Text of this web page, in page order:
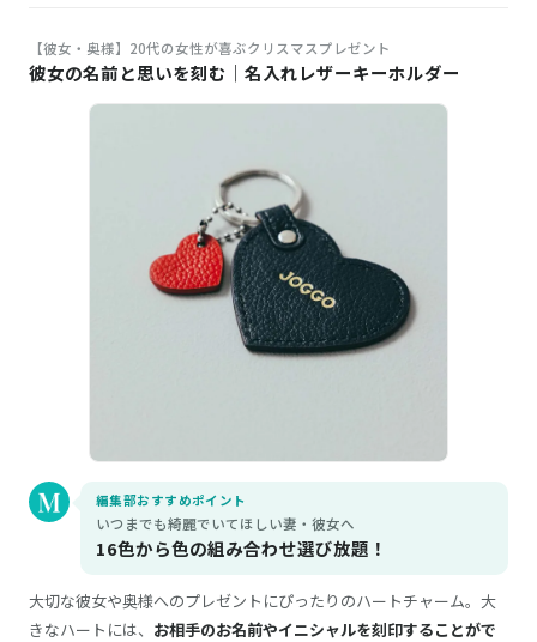
【彼女・奥様】20代の女性が喜ぶクリスマスプレゼント
彼女の名前と思いを刻む｜名入れレザーキーホルダー
編集部おすすめポイント
いつまでも綺麗でいてほしい妻・彼女へ
16色から色の組み合わせ選び放題！
大切な彼女や奥様へのプレゼントにぴったりのハートチャーム。大
きなハートには、 お相手のお名前やイニシャルを刻印することがで